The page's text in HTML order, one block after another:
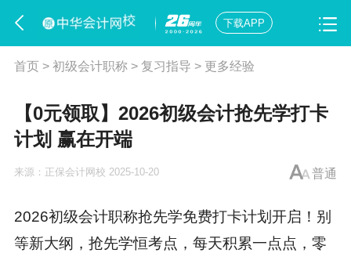
下载APP
首页> 初级会计职称> 复习指导 > 更多经验
【0元领取】2026初级会计抢先学打卡
计划 赢在开端
普通
来源： 正保会计网校 2025-10-20
2026初级会计职称抢先学免费打卡计划开启！别
等新大纲，抢先学恒考点，每天积累一点点，零